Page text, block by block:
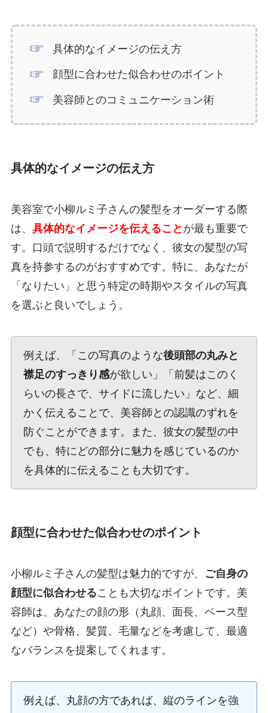
具体的なイメージの伝え方
顔型に合わせた似合わせのポイント
美容師とのコミュニケーション術
具体的なイメージの伝え方
美容室で小柳ルミ子さんの髪型をオーダーする際
は、 具体的なイメージを伝えること が最も重要で
す。口頭で説明するだけでなく、彼女の髪型の写
真を持参するのがおすすめです。特に、あなたが
「なりたい」と思う特定の時期やスタイルの写真
を選ぶと良いでしょう。
例えば、「この写真のような後頭部の丸みと
襟足のすっきり感が欲しい」「前髪はこのく
らいの長さで、サイドに流したい」など、細
かく伝えることで、美容師との認識のずれを
防ぐことができます。また、彼女の髪型の中
でも、特にどの部分に魅力を感じているのか
を具体的に伝えることも大切です。
顔型に合わせた似合わせのポイント
小柳ルミ子さんの髪型は魅力的ですが、
ご自身の
顔型に似合わせることも大切なポイントです。美
容師は、あなたの顔の形（丸顔、面長、ベース型
など）や骨格、髪質、毛量などを考慮して、最適
なバランスを提案してくれます。
例えば、丸顔の方であれば、縦のラインを強